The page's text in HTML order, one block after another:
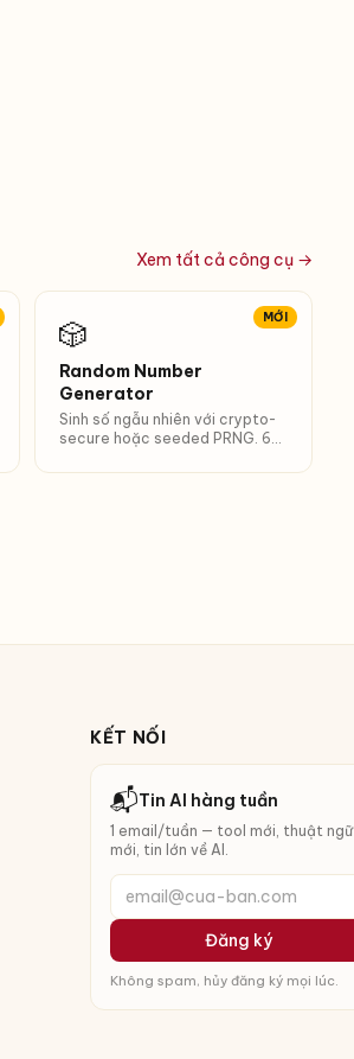
Xem tất cả công cụ →
MỚI
🎲
Random Number
Generator
Sinh số ngẫu nhiên với crypto-
secure hoặc seeded PRNG. 6
Unique + sort options.
KẾT NỐI
📬Tin AI hàng tuần
1 email/tuần — tool mới, thuật ngữ
mới, tin lớn về AI.
email@cua-ban.com
Đăng ký
Không spam, hủy đăng ký mọi lúc.